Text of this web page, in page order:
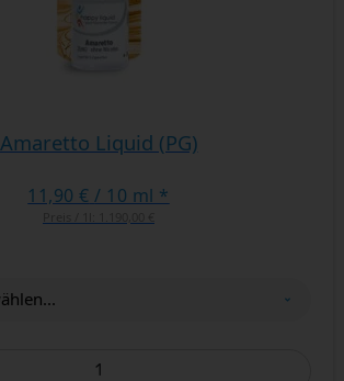
Amaretto Liquid (PG)
11,90 € / 10 ml *